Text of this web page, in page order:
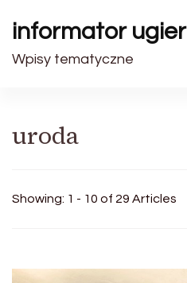
informator ugier
Wpisy tematyczne
uroda
Showing: 1 - 10 of 29 Articles